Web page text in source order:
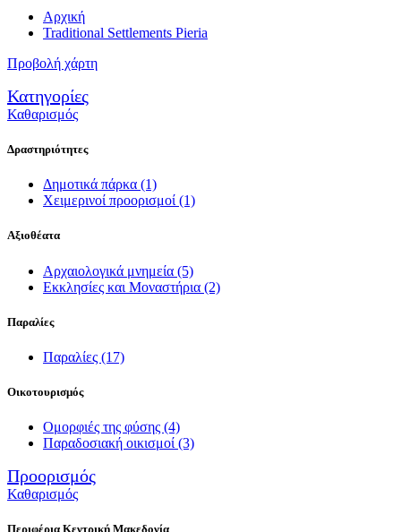
Αρχική
Traditional Settlements Pieria
Προβολή χάρτη
Κατηγορίες
Καθαρισμός
Δραστηριότητες
Δημοτικά πάρκα (1)
Χειμερινοί προορισμοί (1)
Αξιοθέατα
Αρχαιολογικά μνημεία (5)
Εκκλησίες και Μοναστήρια (2)
Παραλίες
Παραλίες (17)
Οικοτουρισμός
Ομορφιές της φύσης (4)
Παραδοσιακή οικισμοί (3)
Προορισμός
Καθαρισμός
Περιφέρια Κεντρική Μακεδονία